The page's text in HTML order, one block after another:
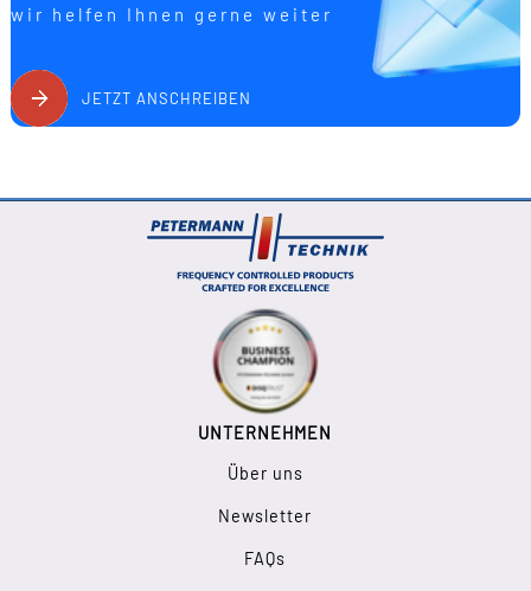
wir helfen Ihnen gerne weiter
JETZT ANSCHREIBEN
UNTERNEHMEN
Über uns
Newsletter
FAQs